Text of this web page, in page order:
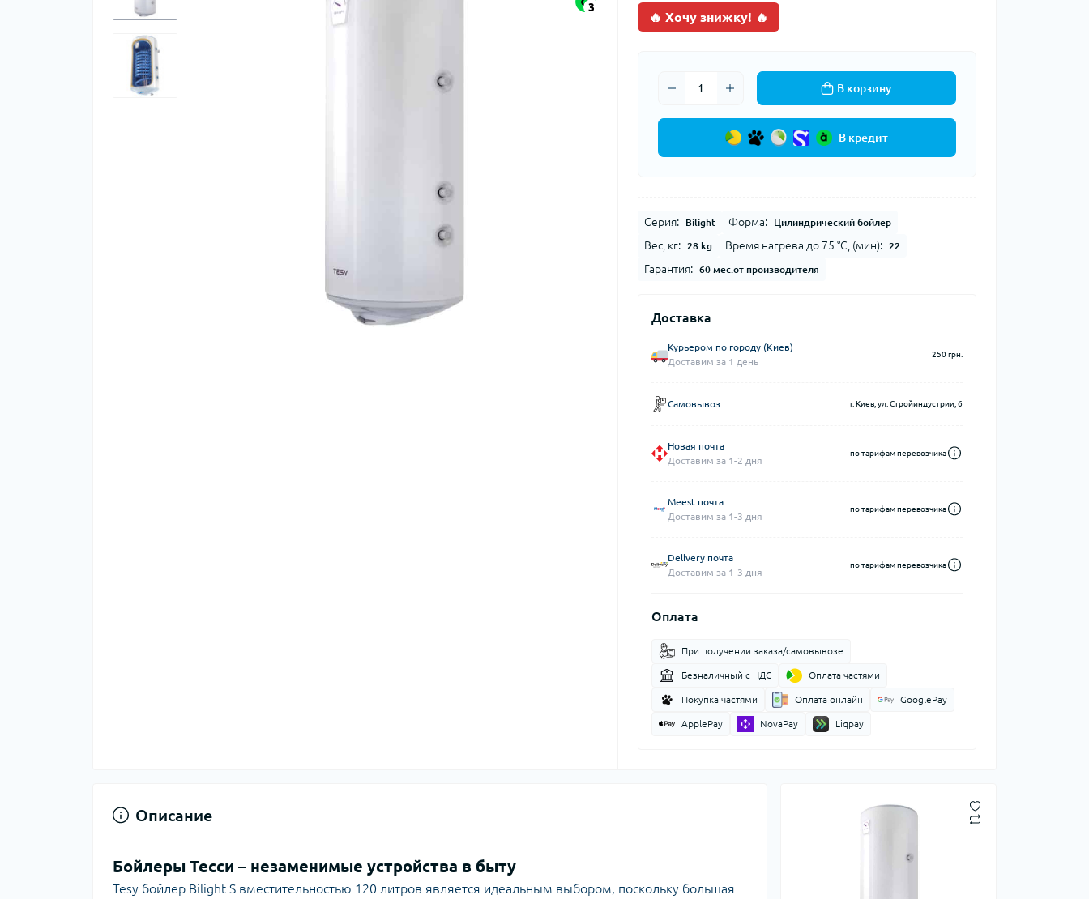
3
🔥 Хочу знижку! 🔥
В корзину
В кредит
Серия: Bilight Форма: Цилиндрический бойлер
Вес, кг: 28 kg Время нагрева до 75 °С, (мин): 22
Гарантия: 60 мес.от производителя
Доставка
Курьером по городу (Киев)
Доставим за 1 день
250 грн.
Самовывоз г. Киев, ул. Стройиндустрии, 6
Новая почта
Доставим за 1-2 дня
по тарифам перевозчика
Meest почта
Доставим за 1-3 дня
по тарифам перевозчика
Delivery почта
Доставим за 1-3 дня
по тарифам перевозчика
Оплата
При получении заказа/самовывозе
Безналичный с НДС Оплата частями
Покупка частями Оплата онлайн GooglePay
ApplePay NovaPay Liqpay
Описание
Бойлеры Тесси – незаменимые устройства в быту
Tesy бойлер Bilight S вместительностью 120 литров является идеальным выбором, поскольку большая